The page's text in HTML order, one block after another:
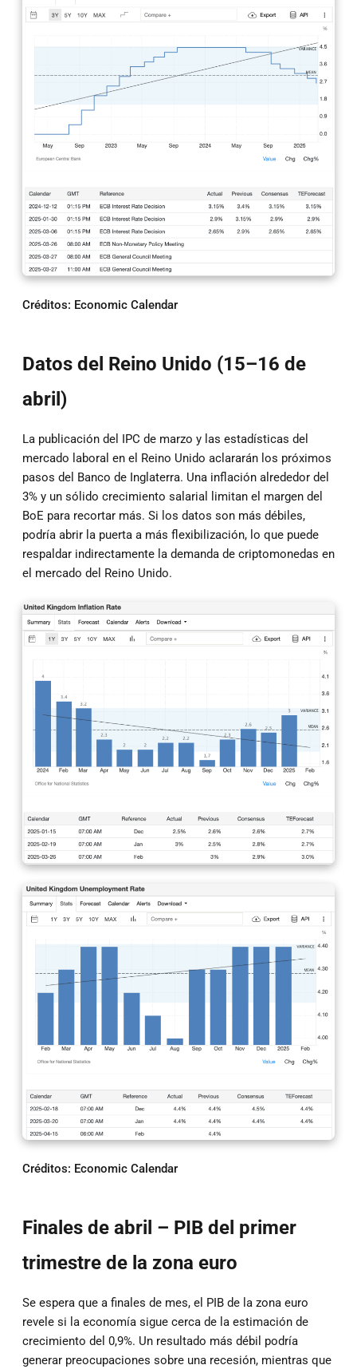
Créditos: Economic Calendar
Datos del Reino Unido (15–16 de
abril)
La publicación del IPC de marzo y las estadísticas del
mercado laboral en el Reino Unido aclararán los próximos
pasos del Banco de Inglaterra. Una inflación alrededor del
3% y un sólido crecimiento salarial limitan el margen del
BoE para recortar más. Si los datos son más débiles,
podría abrir la puerta a más flexibilización, lo que puede
respaldar indirectamente la demanda de criptomonedas en
el mercado del Reino Unido.
Créditos: Economic Calendar
Finales de abril – PIB del primer
trimestre de la zona euro
Se espera que a finales de mes, el PIB de la zona euro
revele si la economía sigue cerca de la estimación de
crecimiento del 0,9%. Un resultado más débil podría
generar preocupaciones sobre una recesión, mientras que